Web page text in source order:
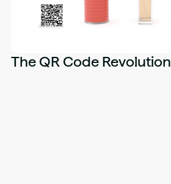
The QR Code Revolution